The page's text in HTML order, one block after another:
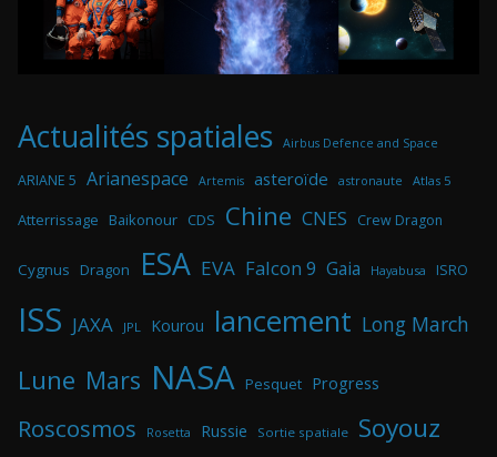
Actualités spatiales Airbus Defence and Space
ARIANE 5 Arianespace Artemis asteroïde astronaute Atlas 5
Atterrissage Baikonour CDS Chine CNES Crew Dragon
Cygnus Dragon ESA EVA Falcon 9 Gaia Hayabusa ISRO
ISS JAXA JPL Kourou lancement Long March
Lune Mars NASA Pesquet Progress
Roscosmos Rosetta Russie Sortie spatiale Soyouz